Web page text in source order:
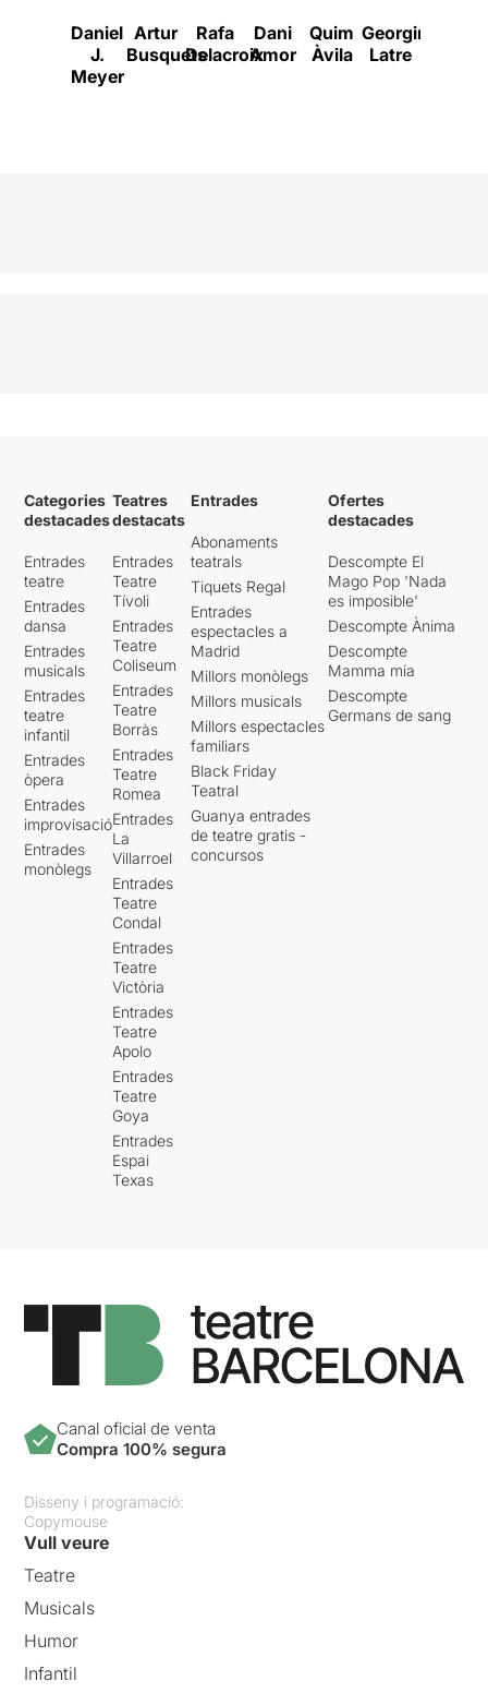
Daniel
J.
Meyer
Artur
Busquets
Rafa
Delacroix
Dani
Amor
Quim
Àvila
Georgina
Latre
Cristina
Categories
destacades
Entrades
teatre
Entrades
dansa
Entrades
musicals
Entrades
teatre
infantil
Entrades
òpera
Entrades
improvisació
Entrades
monòlegs
Teatres
destacats
Entrades
Teatre
Tívoli
Entrades
Teatre
Coliseum
Entrades
Teatre
Borràs
Entrades
Teatre
Romea
Entrades
La
Villarroel
Entrades
Teatre
Condal
Entrades
Teatre
Victòria
Entrades
Teatre
Apolo
Entrades
Teatre
Goya
Entrades
Espai
Texas
Entrades
Abonaments
teatrals
Tiquets Regal
Entrades
espectacles a
Madrid
Millors monòlegs
Millors musicals
Millors espectacles
familiars
Black Friday
Teatral
Guanya entrades
de teatre gratis -
concursos
Ofertes
destacades
Descompte El
Mago Pop 'Nada
es imposible'
Descompte Ànima
Descompte
Mamma mia
Descompte
Germans de sang
Canal oficial de venta
Compra 100% segura
Disseny i programació:
Copymouse
Vull veure
Teatre
Musicals
Humor
Infantil